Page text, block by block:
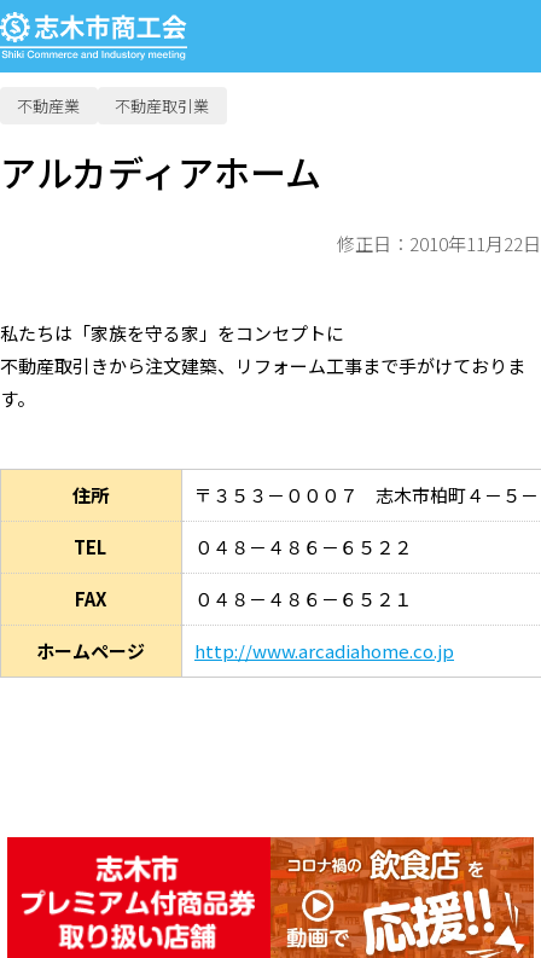
不動産業 不動産取引業
アルカディアホーム
修正日：2010年11月22日
私たちは「家族を守る家」をコンセプトに
不動産取引きから注文建築、リフォーム工事まで手がけておりま
す。
住所 〒３５３－０００７ 志木市柏町４－５
TEL ０４８－４８６－６５２２
FAX ０４８－４８６－６５２１
ホームページ http://www.arcadiahome.co.jp